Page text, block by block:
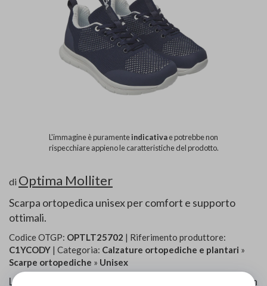
L'immagine è puramenteindicativae potrebbe non
rispecchiare appieno le caratteristiche del prodotto.
di Optima Molliter
Scarpa ortopedica unisex per comfort e supporto
ottimali.
Codice OTGP: OPTLT25702 | Riferimento produttore:
C1YCODY | Categoria: Calzature ortopediche e plantari »
Scarpe ortopediche » Unisex
La sneaker Cody si presenta con una tomaia realizzata in